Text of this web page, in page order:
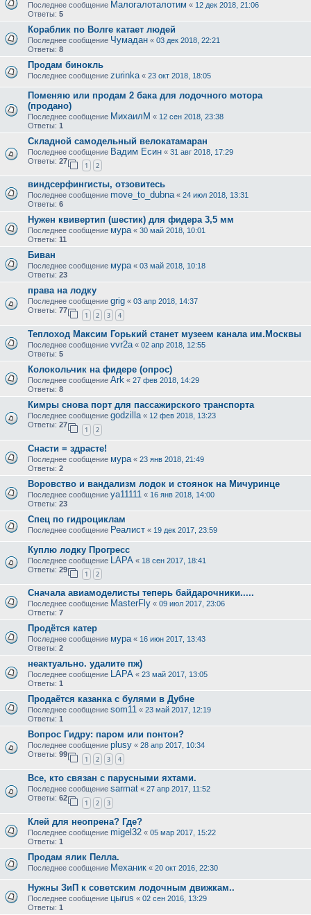
Последнее сообщение Малогалоталотим « 12 дек 2018, 21:06
Ответы: 5
Кораблик по Волге катает людей
Последнее сообщение Чумадан « 03 дек 2018, 22:21
Ответы: 8
Продам бинокль
Последнее сообщение zurinka « 23 окт 2018, 18:05
Поменяю или продам 2 бака для лодочного мотора
(продано)
Последнее сообщение МихаилМ « 12 сен 2018, 23:38
Ответы: 1
Складной самодельный велокатамаран
Последнее сообщение Вадим Есин « 31 авг 2018, 17:29
Ответы: 27
1 2
виндсерфингисты, отзовитесь
Последнее сообщение move_to_dubna« 24 июл 2018, 13:31
Ответы: 6
Нужен квивертип (шестик) для фидера 3,5 мм
Последнее сообщение мура« 30 май 2018, 10:01
Ответы: 11
Биван
Последнее сообщение мура« 03 май 2018, 10:18
Ответы: 23
права на лодку
Последнее сообщение grig « 03 апр 2018, 14:37
Ответы: 77
1 2 3 4
Теплоход Максим Горький станет музеем канала им.Москвы
Последнее сообщение vvr2a « 02 апр 2018, 12:55
Ответы: 5
Колокольчик на фидере (опрос)
Последнее сообщение Ark « 27 фев 2018, 14:29
Ответы: 8
Кимры снова порт для пассажирского транспорта
Последнее сообщение godzilla « 12 фев 2018, 13:23
Ответы: 27
1 2
Снасти = здрасте!
Последнее сообщение мура « 23 янв 2018, 21:49
Ответы: 2
Воровство и вандализм лодок и стоянок на Мичуринце
Последнее сообщение ya11111 « 16 янв 2018, 14:00
Ответы: 23
Спец по гидроциклам
Последнее сообщение Реалист « 19 дек 2017, 23:59
Куплю лодку Прогресс
Последнее сообщение LAPA « 18 сен 2017, 18:41
Ответы: 29
1 2
Сначала авиамоделисты теперь байдарочники.....
Последнее сообщение MasterFly « 09 июл 2017, 23:06
Ответы: 7
Продётся катер
Последнее сообщение мура « 16 июн 2017, 13:43
Ответы: 2
неактуально. удалите пж)
Последнее сообщение LAPA « 23 май 2017, 13:05
Ответы: 1
Продаётся казанка с булями в Дубне
Последнее сообщение som11 « 23 май 2017, 12:19
Ответы: 1
Вопрос Гидру: паром или понтон?
Последнее сообщение plusy « 28 апр 2017, 10:34
Ответы: 99
1 2 3 4
Все, кто связан с парусными яхтами.
Последнее сообщение sarmat « 27 апр 2017, 11:52
Ответы: 62
1 2 3
Клей для неопрена? Где?
Последнее сообщение migel32 « 05 мар 2017, 15:22
Ответы: 1
Продам ялик Пелла.
Последнее сообщение Механик « 20 окт 2016, 22:30
Нужны ЗиП к советским лодочным движкам..
Последнее сообщение цыrus « 02 сен 2016, 13:29
Ответы: 1